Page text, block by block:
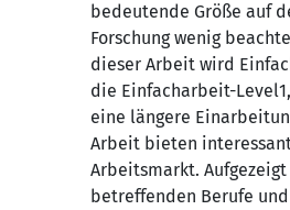
bedeutende Größe auf
Forschung wenig
dieser Arbeit wird
die Einfacharbeit-
eine längere
Arbeit bieten
Arbeitsmarkt.
betreffenden Berufe